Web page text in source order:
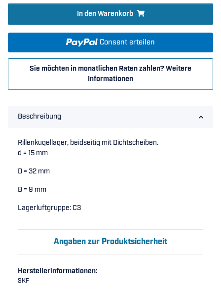
In den Warenkorb
Consent erteilen
Sie möchten in monatlichen Raten zahlen?Weitere
Informationen
Beschreibung
Rillenkugellager, beidseitig mit Dichtscheiben.
d = 15 mm
D = 32 mm
B = 9 mm
Lagerluftgruppe: C3
Angaben zur Produktsicherheit
Herstellerinformationen:
SKF